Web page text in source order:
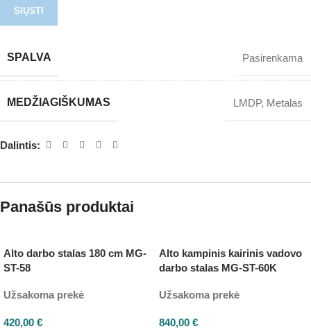
SPALVA Pasirenkama
MEDŽIAGIŠKUMAS LMDP, Metalas
Dalintis:
Panašūs produktai
Alto darbo stalas 180 cm MG-
ST-58
Užsakoma prekė
420,00 €
Alto kampinis kairinis vadovo
darbo stalas MG-ST-60K
Užsakoma prekė
840,00 €